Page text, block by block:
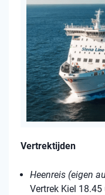
Vertrektijden
Heenreis (eigen
Vertrek Kiel